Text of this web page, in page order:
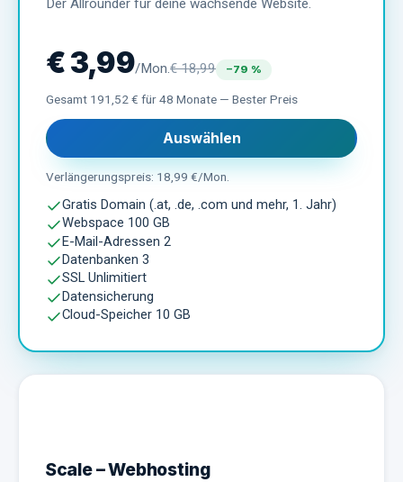
Der Allrounder für deine wachsende Website.
€3,99/Mon.€18,99 −79 %
Gesamt 191,52€ für48 Monate — Bester Preis
Auswählen
Verlängerungspreis: 18,99 €/Mon.
Gratis Domain (.at, .de, .com und mehr, 1. Jahr)
Webspace 100 GB
E-Mail-Adressen 2
Datenbanken 3
SSL Unlimitiert
Datensicherung
Cloud-Speicher 10 GB
Scale – Webhosting